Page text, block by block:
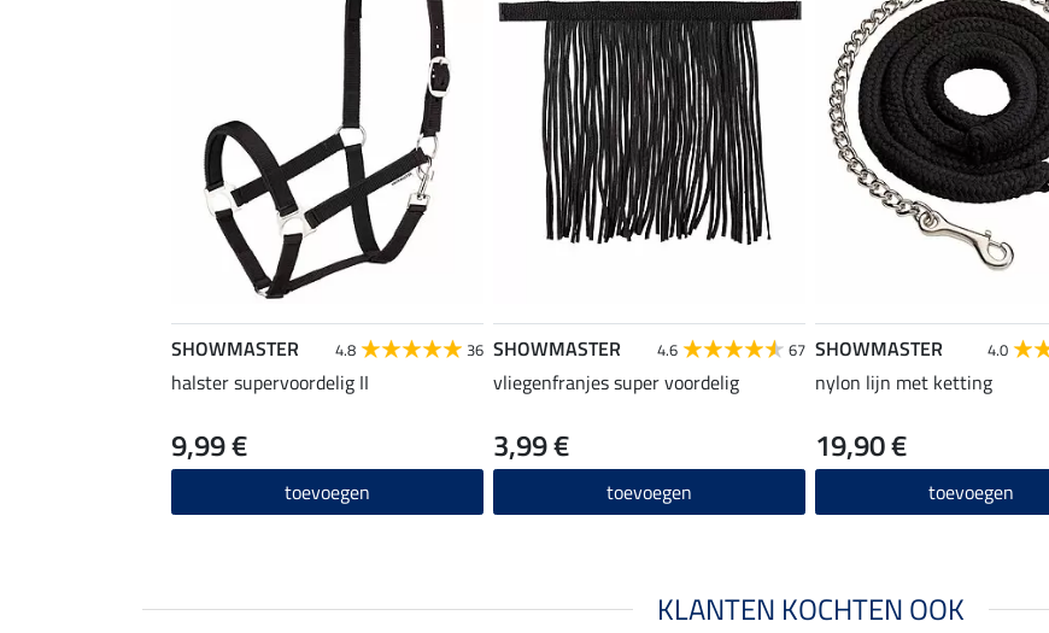
SHOWMASTER 4.8 36
halster supervoordelig II
9,99 €
toevoegen
SHOWMASTER 4.6 67
vliegenfranjes super voordelig
3,99 €
toevoegen
SHOWMASTER 4.0
nylon lijn met ketting
19,90 €
toevoegen
KLANTEN KOCHTEN OOK